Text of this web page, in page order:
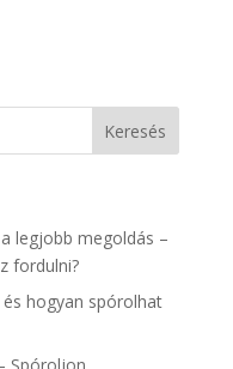
legjobb megoldás –
fordulni?
hogyan spórolhat